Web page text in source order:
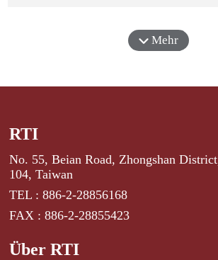
Mehr
RTI
No. 55, Beian Road, Zhongshan
104, Taiwan
TEL : 886-2-28856168
FAX : 886-2-28855423
Über RTI